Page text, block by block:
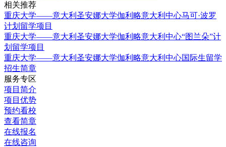
相关推荐
重庆大学——意大利圣安娜大学伽利略意大利中心马可·波罗
计划留学项目
重庆大学——意大利圣安娜大学伽利略意大利中心“图兰朵”计
划留学项目
重庆大学——意大利圣安娜大学伽利略意大利中心国际生留学
招生简章
服务专区
项目简介
项目优势
预约看校
查看简章
在线报名
在线咨询